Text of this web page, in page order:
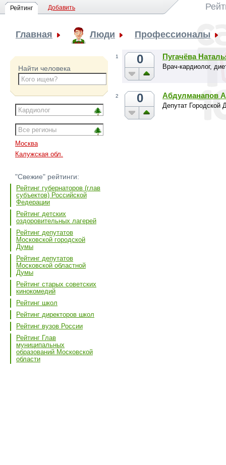
Рейтинг Добавить
Главная Люди Профессионалы
Найти человека
Москва
Калужская обл.
"Свежие" рейтинги:
Рейтинг губернаторов (глав
субъектов) Российской
Федерации
Рейтинг детских
оздоровительных лагерей
Рейтинг депутатов
Московской городской
Думы
Рейтинг депутатов
Московской областной
Думы
Рейтинг старых советских
кинокомедий
Рейтинг школ
Рейтинг директоров школ
Рейтинг вузов России
Рейтинг Глав
муниципальных
образований Московской
области
1 0 Пугачёва
Врач-кардиолог,
2 0 Абдулманапов
Депутат Городской